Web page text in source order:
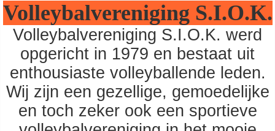
Volleybalvereniging S.I.O.K.
Volleybalvereniging S.I.O.K. werd
opgericht in 1979 en bestaat uit
enthousiaste volleyballende leden.
Wij zijn een gezellige, gemoedelijke
en toch zeker ook een sportieve